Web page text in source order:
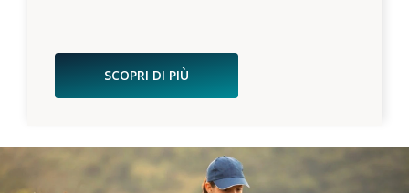
SCOPRI DI PIÙ